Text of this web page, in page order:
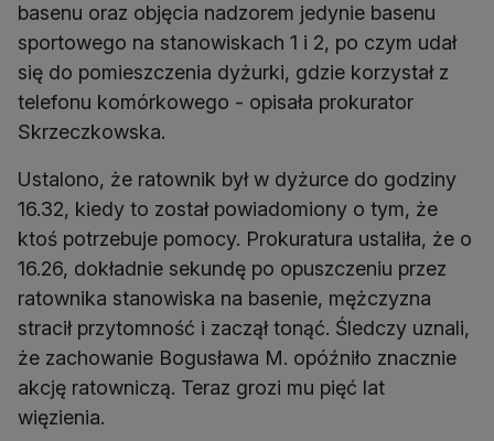
basenu oraz objęcia nadzorem jedynie basenu
sportowego na stanowiskach 1 i 2, po czym udał
się do pomieszczenia dyżurki, gdzie korzystał z
telefonu komórkowego - opisała prokurator
Skrzeczkowska.
Ustalono, że ratownik był w dyżurce do godziny
16.32, kiedy to został powiadomiony o tym, że
ktoś potrzebuje pomocy. Prokuratura ustaliła, że o
16.26, dokładnie sekundę po opuszczeniu przez
ratownika stanowiska na basenie, mężczyzna
stracił przytomność i zaczął tonąć. Śledczy uznali,
że zachowanie Bogusława M. opóźniło znacznie
akcję ratowniczą. Teraz grozi mu pięć lat
więzienia.